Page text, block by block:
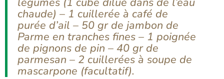
chaude) – 1 cuillerée à café de
purée d’ail – 50 gr de jambon de
Parme en tranches fines – 1 poignée
de pignons de pin – 40 gr de
parmesan – 2 cuillerées à soupe de
mascarpone (facultatif).